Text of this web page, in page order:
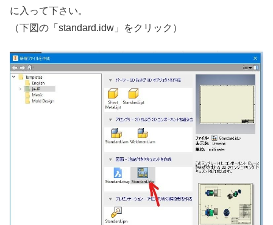
に入って下さい。
（下図の「standard.idw」をクリック）